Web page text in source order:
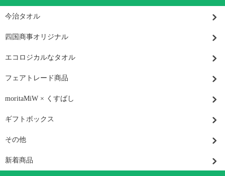
今治タオル
四国商事オリジナル
エコロジカルなタオル
フェアトレード商品
moritaMiW × くすばし
ギフトボックス
その他
新着商品